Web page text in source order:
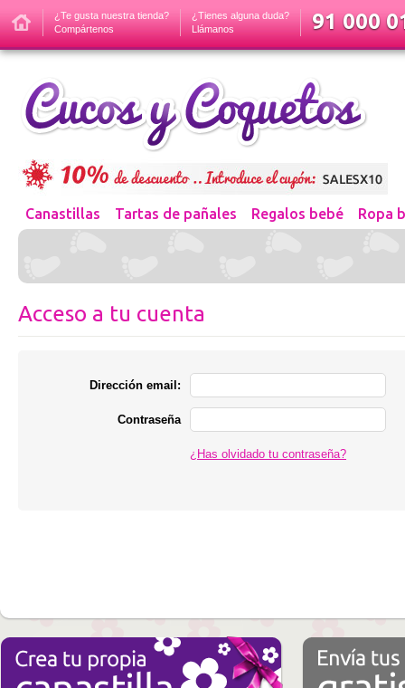
¿Te gusta nuestra tienda?
Compártenos
¿Tienes alguna duda?
Llámanos
91 000
Canastillas Tartas de pañales Regalos bebé Ropa
Acceso a tu cuenta
Dirección email:
Contraseña
¿Has olvidado tu contraseña?